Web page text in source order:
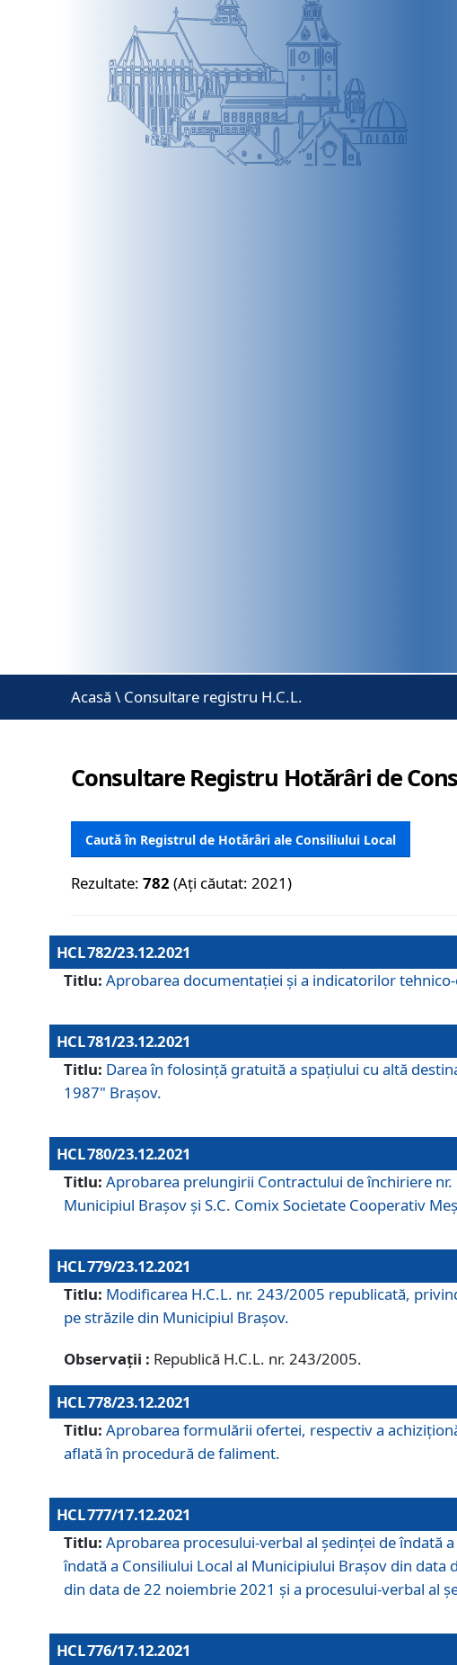
Acasă \ Consultare registru H.C.L.
Consultare Registru Hotărâri de
Caută în Registrul de Hotărâri ale Consiliului Local
Rezultate:782 (Ați căutat: 2021)
HCL 782/23.12.2021
Titlu: Aprobarea documentației și a indicatorilor
HCL 781/23.12.2021
Titlu: Darea în folosinţă gratuită a spaţiului cu altă
1987" Braşov.
HCL 780/23.12.2021
Titlu: Aprobarea prelungirii Contractului de închiriere
Municipiul Braşov şi S.C. Comix Societate Cooperativ
HCL 779/23.12.2021
Titlu: Modificarea H.C.L. nr. 243/2005 republicată,
pe străzile din Municipiul Braşov.
Observații : Republică H.C.L. nr. 243/2005.
HCL 778/23.12.2021
Titlu: Aprobarea formulării ofertei, respectiv a
aflată în procedură de faliment.
HCL 777/17.12.2021
Titlu: Aprobarea procesului-verbal al şedinţei de îndată
îndată a Consiliului Local al Municipiului Braşov din
din data de 22 noiembrie 2021 și a procesului-verbal al
HCL 776/17.12.2021